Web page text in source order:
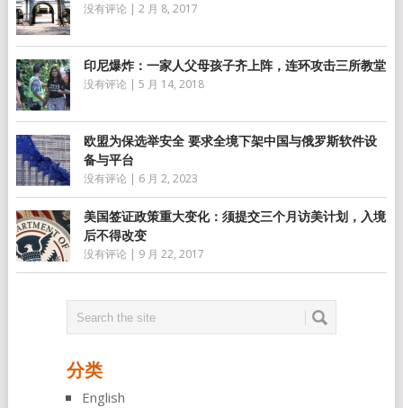
没有评论 | 2 月 8, 2017
印尼爆炸：一家人父母孩子齐上阵，连环攻击三所教堂
没有评论 | 5 月 14, 2018
欧盟为保选举安全 要求全境下架中国与俄罗斯软件设
备与平台
没有评论 | 6 月 2, 2023
美国签证政策重大变化：须提交三个月访美计划，入境
后不得改变
没有评论 | 9 月 22, 2017
分类
English